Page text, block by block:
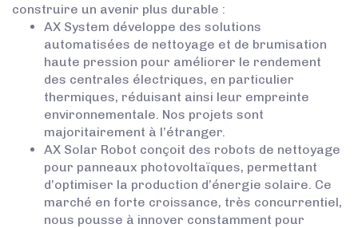
construire un avenir plus durable :
AX System développe des solutions
automatisées de nettoyage et de brumisation
haute pression pour améliorer le rendement
des centrales électriques, en particulier
thermiques, réduisant ainsi leur empreinte
environnementale. Nos projets sont
majoritairement à l’étranger.
AX Solar Robot conçoit des robots de nettoyage
pour panneaux photovoltaïques, permettant
d’optimiser la production d’énergie solaire. Ce
marché en forte croissance, très concurrentiel,
nous pousse à innover constamment pour